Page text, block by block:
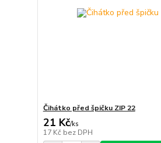
Čihátko před špičku ZIP 22
21 Kč/ks
17 Kč bez DPH